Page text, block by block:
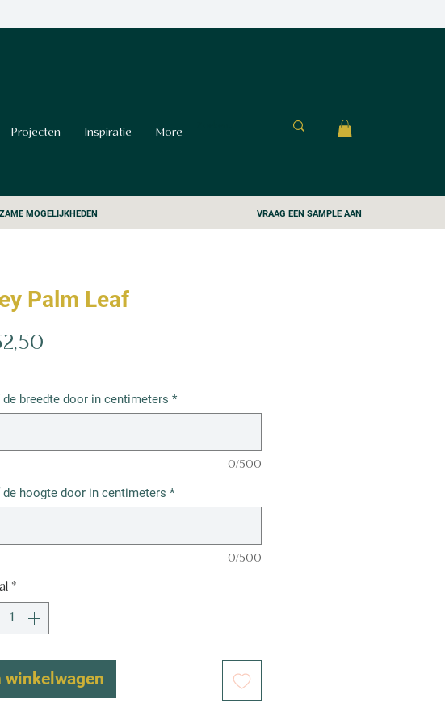
Projecten Inspiratie More
MOGELIJKHEDEN VRAAG EEN SAMPLE AAN
Palm Leaf
de breedte door in centimeters *
0/500
de hoogte door in centimeters *
0/500
*
winkelwagen